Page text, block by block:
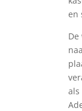
en
als